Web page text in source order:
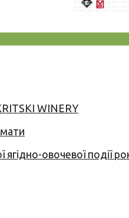
WINERY
овочевої події